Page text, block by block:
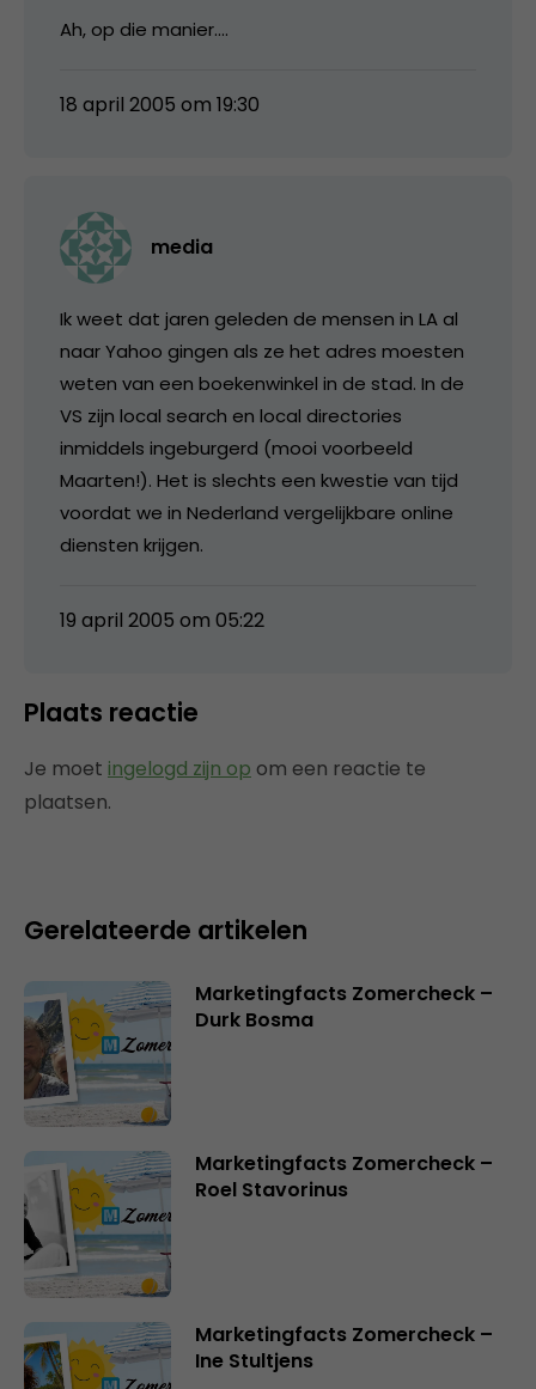
Ah, op die manier….
18 april 2005 om 19:30
media
Ik weet dat jaren geleden de mensen in LA al
naar Yahoo gingen als ze het adres moesten
weten van een boekenwinkel in de stad. In de
VS zijn local search en local directories
inmiddels ingeburgerd (mooi voorbeeld
Maarten!). Het is slechts een kwestie van tijd
voordat we in Nederland vergelijkbare online
diensten krijgen.
19 april 2005 om 05:22
Plaats reactie
Je moet ingelogd zijn op om een reactie te
plaatsen.
Gerelateerde artikelen
Marketingfacts Zomercheck –
Durk Bosma
Marketingfacts Zomercheck –
Roel Stavorinus
Marketingfacts Zomercheck –
Ine Stultjens